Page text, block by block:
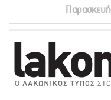
Παρασκευή